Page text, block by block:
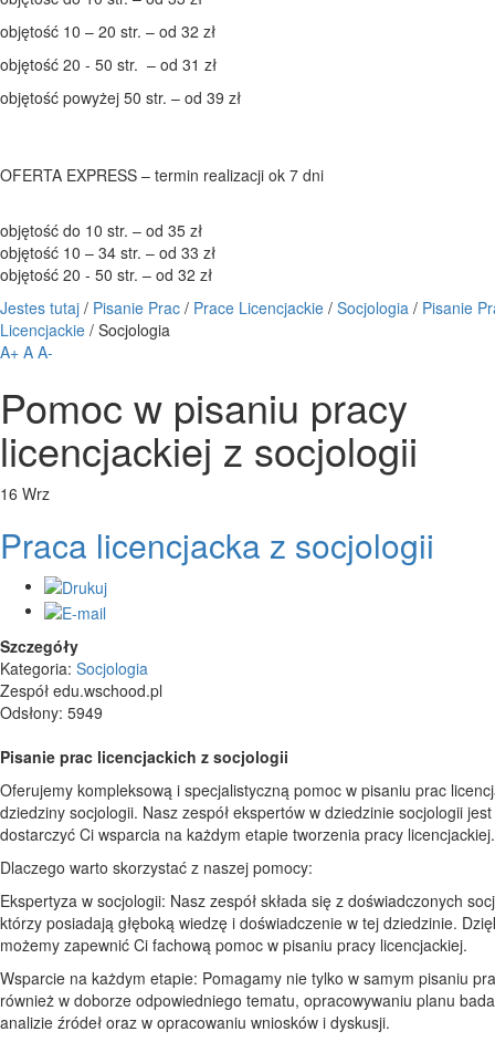
objętość 10 – 20 str. – od 32 zł
objętość 20 - 50 str. – od 31 zł
objętość powyżej 50 str. – od 39 zł
OFERTA EXPRESS – termin realizacji ok 7 dni
objętość do 10 str. – od 35 zł
objętość 10 – 34 str. – od 33 zł
objętość 20 - 50 str. – od 32 zł
Jestes tutaj / Pisanie Prac / Prace Licencjackie / Socjologia / Pisanie
Licencjackie / Socjologia
A+ A A-
Pomoc w pisaniu pracy
licencjackiej z socjologii
16 Wrz
Praca licencjacka z socjologii
Szczegóły
Kategoria: Socjologia
Zespół edu.wschood.pl
Odsłony: 5949
Pisanie prac licencjackich z socjologii
Oferujemy kompleksową i specjalistyczną pomoc w pisaniu prac
dziedziny socjologii. Nasz zespół ekspertów w dziedzinie socjologii
dostarczyć Ci wsparcia na każdym etapie tworzenia pracy licencjackiej.
Dlaczego warto skorzystać z naszej pomocy:
Ekspertyza w socjologii: Nasz zespół składa się z doświadczonych
którzy posiadają głęboką wiedzę i doświadczenie w tej dziedzinie.
możemy zapewnić Ci fachową pomoc w pisaniu pracy licencjackiej.
Wsparcie na każdym etapie: Pomagamy nie tylko w samym pisaniu
również w doborze odpowiedniego tematu, opracowywaniu planu
analizie źródeł oraz w opracowaniu wniosków i dyskusji.